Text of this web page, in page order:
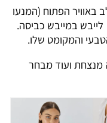
באוויר הפתוח (המנעו
במייבש כביסה.
והמקומט שלו.
מנצחת ועוד מבחר